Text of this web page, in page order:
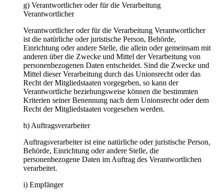
g) Verantwortlicher oder für die Verarbeitung
Verantwortlicher
Verantwortlicher oder für die Verarbeitung Verantwortlicher
ist die natürliche oder juristische Person, Behörde,
Einrichtung oder andere Stelle, die allein oder gemeinsam mit
anderen über die Zwecke und Mittel der Verarbeitung von
personenbezogenen Daten entscheidet. Sind die Zwecke und
Mittel dieser Verarbeitung durch das Unionsrecht oder das
Recht der Mitgliedstaaten vorgegeben, so kann der
Verantwortliche beziehungsweise können die bestimmten
Kriterien seiner Benennung nach dem Unionsrecht oder dem
Recht der Mitgliedstaaten vorgesehen werden.
h) Auftragsverarbeiter
Auftragsverarbeiter ist eine natürliche oder juristische Person,
Behörde, Einrichtung oder andere Stelle, die
personenbezogene Daten im Auftrag des Verantwortlichen
verarbeitet.
i) Empfänger